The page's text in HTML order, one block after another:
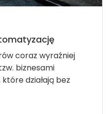
coraz wyraźniej
biznesami
działają bez